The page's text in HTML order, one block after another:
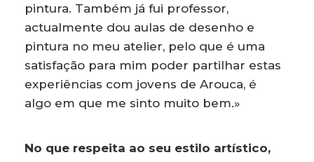
pintura. Também já fui professor,
actualmente dou aulas de desenho e
pintura no meu atelier, pelo que é uma
satisfação para mim poder partilhar estas
experiências com jovens de Arouca, é
algo em que me sinto muito bem.»
No que respeita ao seu estilo artístico,